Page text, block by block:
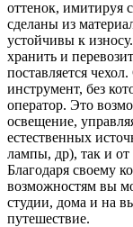
оттенок, имитируя
сделаны из
устойчивы к
хранить и
поставляется
инструмент, без
оператор. Это
освещение,
естественных
лампы, др), так и от
Благодаря своему
возможностям вы
студии, дома и на
путешествие.